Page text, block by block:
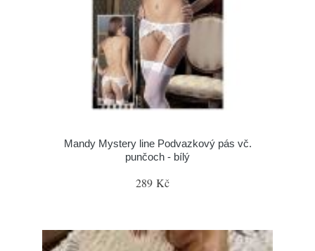
Mandy Mystery line Podvazkový pás vč.
punčoch - bílý
289 Kč